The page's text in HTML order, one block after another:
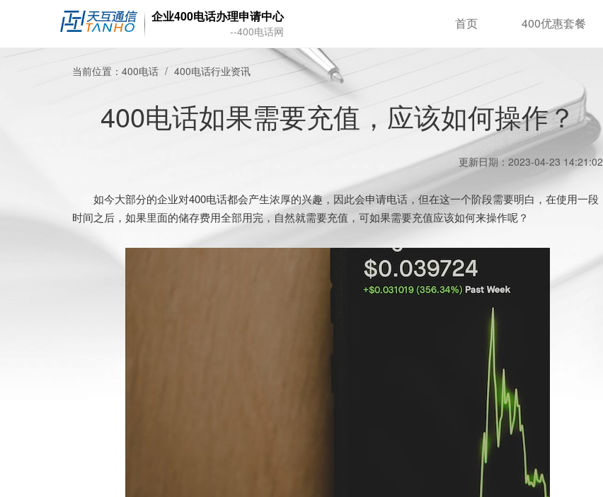
企业400电话办理申请中心
--400电话网 首页 400优惠套餐
当前位置： 400电话 400电话行业资讯
400电话如果需要充值，应该如何操作？
更新日期：2023-04-23 14:21:02
如今大部分的企业对400电话都会产生浓厚的兴趣，因此会申请电话，但在这一个阶段需要明白，在使用一段
时间之后，如果里面的储存费用全部用完，自然就需要充值，可如果需要充值应该如何来操作呢？